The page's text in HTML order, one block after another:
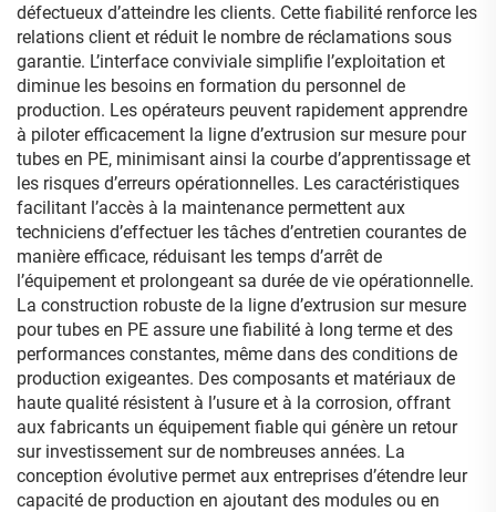
défectueux d’atteindre les clients. Cette fiabilité renforce les
relations client et réduit le nombre de réclamations sous
garantie. L’interface conviviale simplifie l’exploitation et
diminue les besoins en formation du personnel de
production. Les opérateurs peuvent rapidement apprendre
à piloter efficacement la ligne d’extrusion sur mesure pour
tubes en PE, minimisant ainsi la courbe d’apprentissage et
les risques d’erreurs opérationnelles. Les caractéristiques
facilitant l’accès à la maintenance permettent aux
techniciens d’effectuer les tâches d’entretien courantes de
manière efficace, réduisant les temps d’arrêt de
l’équipement et prolongeant sa durée de vie opérationnelle.
La construction robuste de la ligne d’extrusion sur mesure
pour tubes en PE assure une fiabilité à long terme et des
performances constantes, même dans des conditions de
production exigeantes. Des composants et matériaux de
haute qualité résistent à l’usure et à la corrosion, offrant
aux fabricants un équipement fiable qui génère un retour
sur investissement sur de nombreuses années. La
conception évolutive permet aux entreprises d’étendre leur
capacité de production en ajoutant des modules ou en